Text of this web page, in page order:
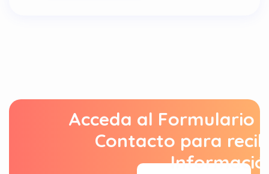
Acceda al Formulario
Contacto para